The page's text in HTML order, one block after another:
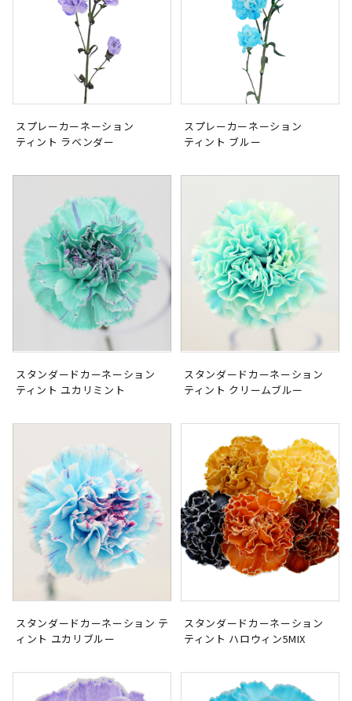
スプレーカーネーション
ティント ラベンダー
スプレーカーネーション
ティント ブルー
スタンダードカーネーション
ティント ユカリミント
スタンダードカーネーション
ティント クリームブルー
スタンダードカーネーション テ
ィント ユカリブルー
スタンダードカーネーション
ティント ハロウィン5MIX